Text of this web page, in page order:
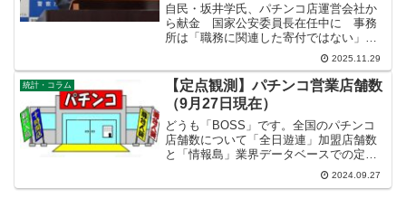
自民・坂井学氏、パチンコ店運営会社か
ら献金 国家公安委員長在任中に 事務
所は「職務に関連した寄付ではない」
自民党の坂井学・前国家公安委員長（衆
院神奈川５区）が代表を務める政党支部
が、委員長在任中にパチンコ店の運営会
社から寄付を受け取ってい...
2025.11.29
統計・コラム
【定点観測】パチンコ営業店舗数
（9月27日現在）
どうも「BOSS」です。全国のパチンコ
店舗数について「全日遊連」加盟店舗数
と「情報島」業界データベースでの定点
観測です。「P-WORLD」での登録店舗
6,102店舗、「みんパチ」では6455店舗と
2024.09.27